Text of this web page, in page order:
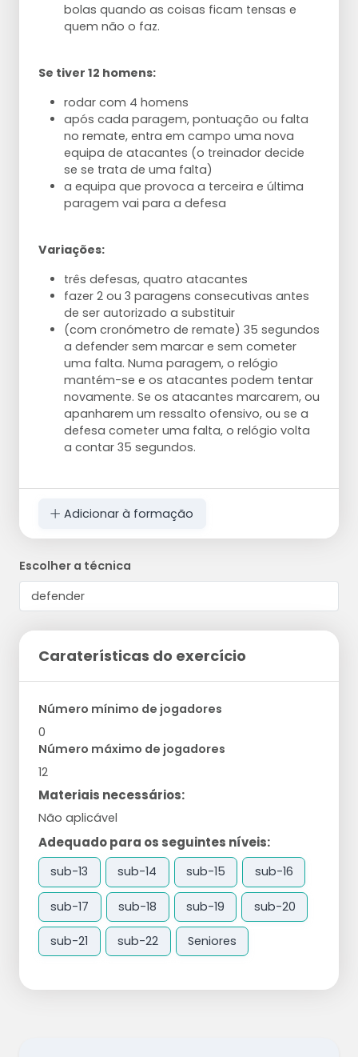
bolas quando as coisas ficam tensas e
quem não o faz.
Se tiver 12 homens:
rodar com 4 homens
após cada paragem, pontuação ou falta
no remate, entra em campo uma nova
equipa de atacantes (o treinador decide
se se trata de uma falta)
a equipa que provoca a terceira e última
paragem vai para a defesa
Variações:
três defesas, quatro atacantes
fazer 2 ou 3 paragens consecutivas antes
de ser autorizado a substituir
(com cronómetro de remate) 35 segundos
a defender sem marcar e sem cometer
uma falta. Numa paragem, o relógio
mantém-se e os atacantes podem tentar
novamente. Se os atacantes marcarem, ou
apanharem um ressalto ofensivo, ou se a
defesa cometer uma falta, o relógio volta
a contar 35 segundos.
Adicionar à formação
Escolher a técnica
Caraterísticas do exercício
Número mínimo de jogadores
0
Número máximo de jogadores
12
Materiais necessários:
Não aplicável
Adequado para os seguintes níveis:
sub-13 sub-14 sub-15 sub-16
sub-17 sub-18 sub-19 sub-20
sub-21 sub-22 Seniores